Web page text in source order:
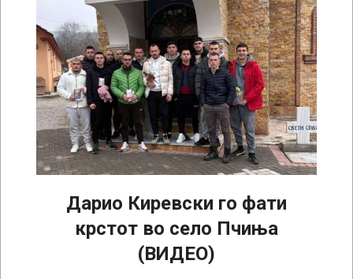
Дарио Киревски го фати
крстот во село Пчиња
(ВИДЕО)